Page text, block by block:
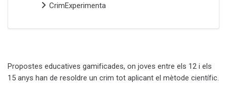
Propostes educatives gamificades, on joves entre els 12 i els
15 anys han de resoldre un crim tot aplicant el mètode científic.
CrimExperimenta